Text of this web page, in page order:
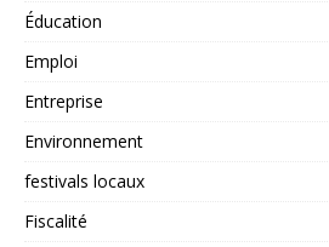
Éducation
Emploi
Entreprise
Environnement
festivals locaux
Fiscalité